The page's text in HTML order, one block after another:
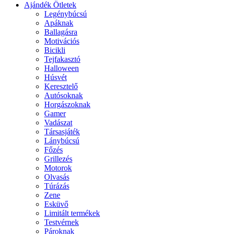
Ajándék Ötletek
Legénybúcsú
Apáknak
Ballagásra
Motivációs
Bicikli
Tejfakasztó
Halloween
Húsvét
Keresztelő
Autósoknak
Horgászoknak
Gamer
Vadászat
Társasjáték
Lánybúcsú
Főzés
Grillezés
Motorok
Olvasás
Túrázás
Zene
Esküvő
Limitált termékek
Testvérnek
Pároknak